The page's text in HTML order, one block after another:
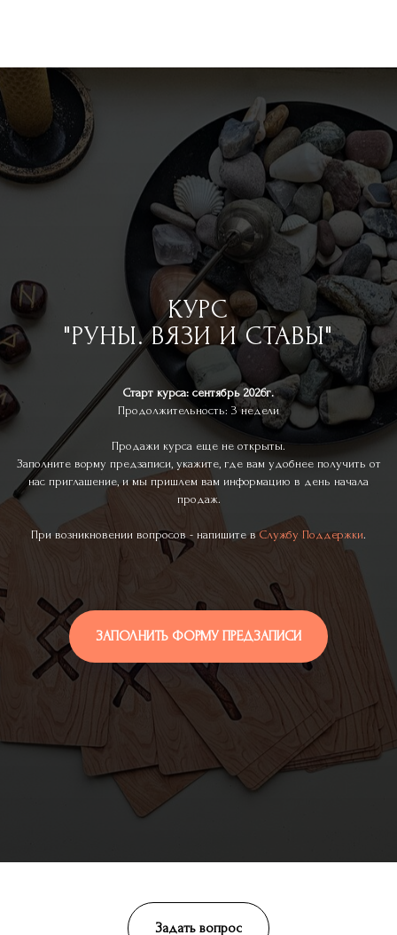
КУРС
"РУНЫ. ВЯЗИ И СТАВЫ"
Старт курса: сентябрь 2026г.
Продолжительность: 3 недели
Продажи курса еще не открыты.
Заполните ворму предзаписи, укажите, где вам удобнее получить от
нас приглашение, и мы пришлем вам информацию в день начала
продаж.
При возникновении вопросов - напишите вСлужбу Поддержки.
ЗАПОЛНИТЬ ФОРМУ ПРЕДЗАПИСИ
Задать вопрос